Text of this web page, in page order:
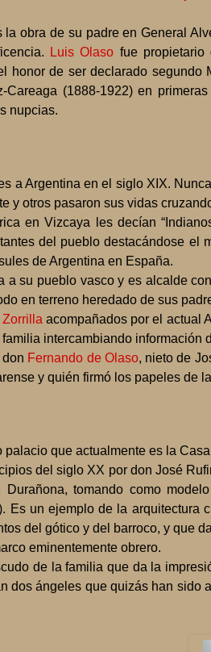
obra de su padre en General
Luis Olaso fue
honor de ser declarado segundo
Careaga (1888-1922) en
nupcias.
a Argentina en el siglo XIX.
y otros pasaron sus vidas
en Vizcaya les decían
del pueblo destacándose el
de Argentina en España.
a su pueblo vasco y es alcalde
en terreno heredado de sus
Zorrillaacompañados por el actual
intercambiando información
Fernando de Olaso, nieto de
y quién firmó los papeles de
que actualmente es la
del siglo XX por don José
tomando como
Es un ejemplo de la arquitectura
del gótico y del barroco, y que
eminentemente obrero.
de la familia que da la
dos ángeles que quizás han sido